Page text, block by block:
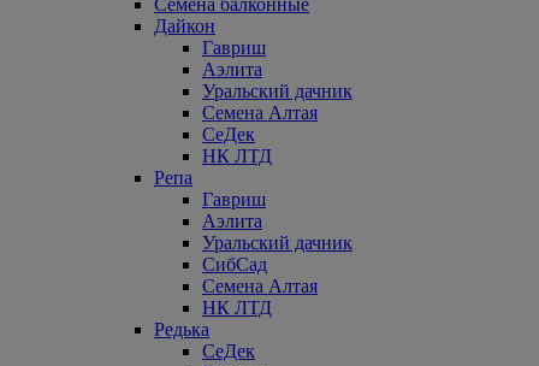
Семена балконные
Дайкон
Гавриш
Аэлита
Уральский дачник
Семена Алтая
СеДек
НК ЛТД
Репа
Гавриш
Аэлита
Уральский дачник
СибСад
Семена Алтая
НК ЛТД
Редька
СеДек